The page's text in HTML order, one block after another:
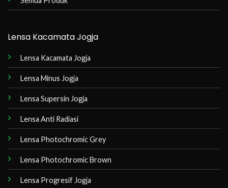
Lensa Kacamata Jogja
Lensa Kacamata Jogja
Lensa Minus Jogja
Lensa Supersin Jogja
Lensa Anti Radiasi
Lensa Photochromic Grey
Lensa Photochromic Brown
Lensa Progresif Jogja